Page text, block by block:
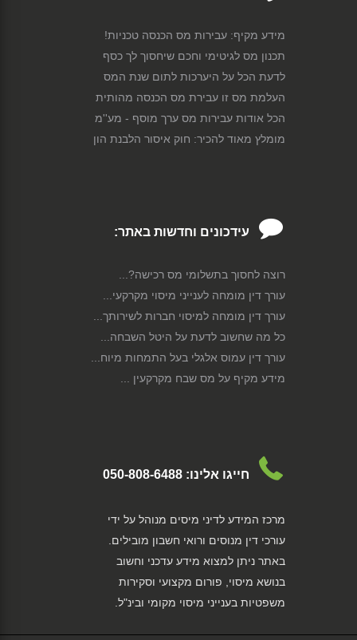
מידע מקיף: עבירות מס הכנסה טכניות!
תכנון מס לגיטימי וחכם שיחסוך לך כסף
לדעת הכל על היערכות לתום שנת המס
העלמת מס זו עבירת מס הכנסה מהותית
הכל אודות עבירות מס ערך מוסף - מע''מ
מומלץ מאוד להכיר: חוק איסור הלבנת הון
עידכונים וחדשות באתר:
רוצה לחסוך בתשלומי מס רכישה?...
עורך דין מומחה לענייני מיסוי מקרקעי...
עורך דין מומחה למיסוי חברות לשירותך...
כל מה שחשוב לדעת על היטל השבחה...
עורך דין עמוס אלגלי בעל התמחות מיוח...
מידע מקיף על מס שבח מקרקעין ...
מידע מקיף על מס רווח הון...
כל מה שרציתם לדעת על מס רכוש...
תכנון מס לגיטימי וחכם, שיחסוך לך הר...
רשות המיסים - תפקידים וסמכויות...
הזכות לקבל מידע אודות נישומים וחייב...
מיסוי תושב חוץ שהוא אזרח ישראלי...
תשלום מיסי מקרקעין בעת העברת נכסי ...
חייגו אלינו: 050-808-6488
מרכז המידע לדיני מיסים מנוהל על ידי
עורכי דין מנוסים ורואי חשבון מובילים.
באתר ניתן למצוא מידע עדכני וחשוב
בנושא מיסוי, פורום מקצועי וסקירות
משפטיות בענייני מיסוי מקומי ובינ"ל.